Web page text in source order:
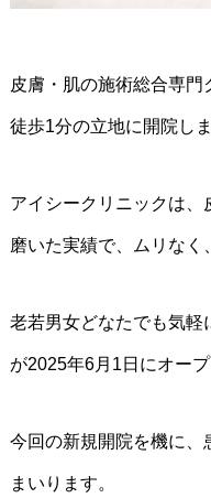
皮膚・肌の施術総合専
徒歩1分の立地に開院しま
アイシークリニックは
磨いた実績で、ムリなく
老若男女どなたでも気軽
が2025年6月1日にオー
今回の新規開院を機に、
まいります。